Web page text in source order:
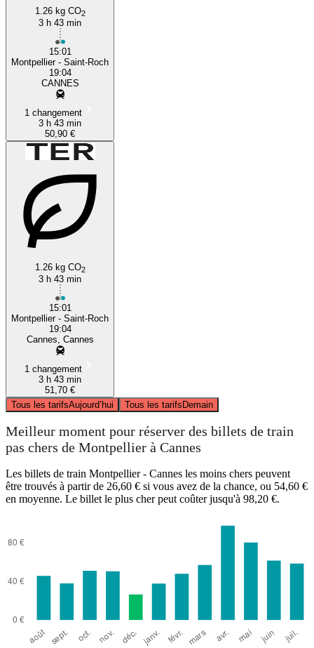
1.26 kg CO2
3 h 43 min
15:01
Montpellier - Saint-Roch
19:04
CANNES
1 changement
3 h 43 min
50,90 €
1.26 kg CO2
3 h 43 min
15:01
Montpellier - Saint-Roch
19:04
Cannes, Cannes
1 changement
3 h 43 min
51,70 €
Tous les tarifsAujourd’hui Tous les tarifsDemain
Meilleur moment pour réserver des billets de train
pas chers de Montpellier à Cannes
Les billets de train Montpellier - Cannes les moins chers peuvent
être trouvés à partir de 26,60 € si vous avez de la chance, ou 54,60 €
en moyenne. Le billet le plus cher peut coûter jusqu'à 98,20 €.